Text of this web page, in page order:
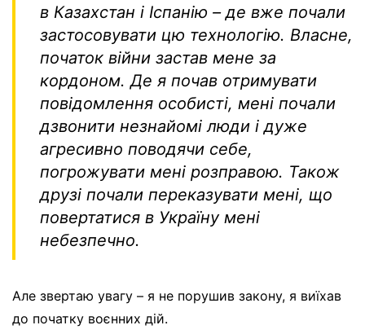
в Казахстан і Іспанію – де вже почали
застосовувати цю технологію. Власне,
початок війни застав мене за
кордоном. Де я почав отримувати
повідомлення особисті, мені почали
дзвонити незнайомі люди і дуже
агресивно поводячи себе,
погрожувати мені розправою. Також
друзі почали переказувати мені, що
повертатися в Україну мені
небезпечно.
Але звертаю увагу – я не порушив закону, я виїхав
до початку воєнних дій.